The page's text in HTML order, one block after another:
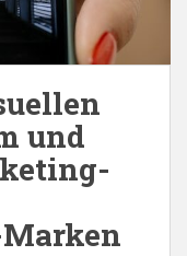
und